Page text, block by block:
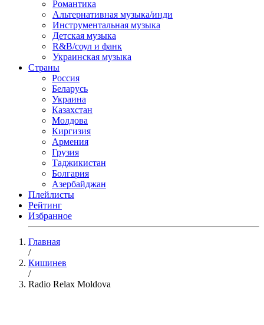
Романтика
Альтернативная музыка/инди
Инструментальная музыка
Детская музыка
R&B/cоул и фанк
Украинская музыка
Страны
Россия
Беларусь
Украина
Казахстан
Молдова
Киргизия
Армения
Грузия
Таджикистан
Болгария
Азербайджан
Плейлисты
Рейтинг
Избранное
Главная
/
Кишинев
/
Radio Relax Moldova